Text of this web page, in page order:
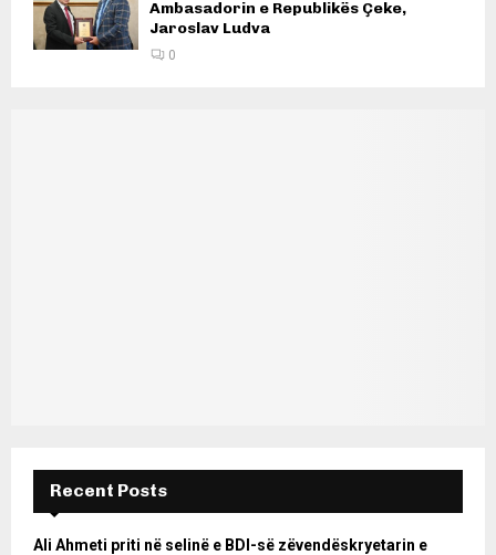
Ambasadorin e Republikës Çeke,
Jaroslav Ludva
0
Recent Posts
Ali Ahmeti priti në selinë e BDI-së zëvendëskryetarin e